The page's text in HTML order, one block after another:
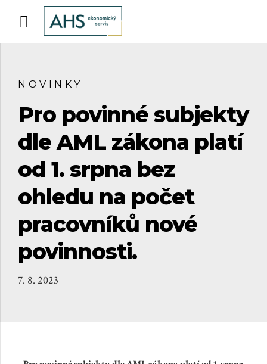
NOVINKY
Pro povinné subjekty
dle AML zákona platí
od 1. srpna bez
ohledu na počet
pracovníků nové
povinnosti.
7. 8. 2023